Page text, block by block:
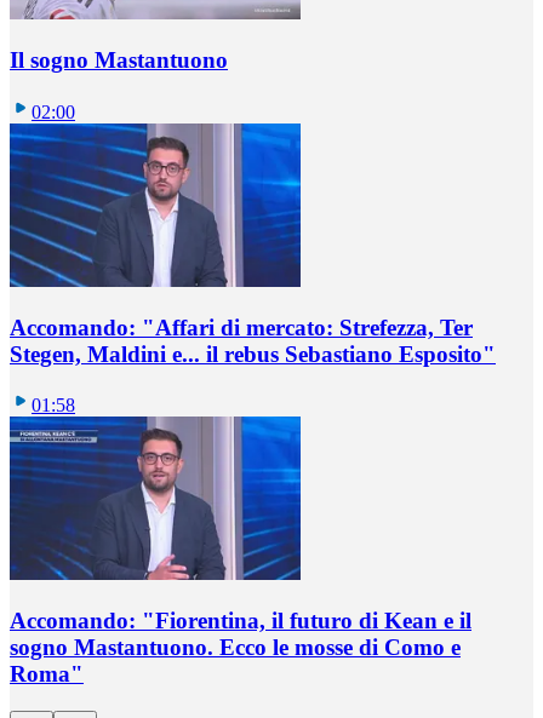
Il sogno Mastantuono
02:00
Accomando: "Affari di mercato: Strefezza, Ter
Stegen, Maldini e... il rebus Sebastiano Esposito"
01:58
Accomando: "Fiorentina, il futuro di Kean e il
sogno Mastantuono. Ecco le mosse di Como e
Roma"